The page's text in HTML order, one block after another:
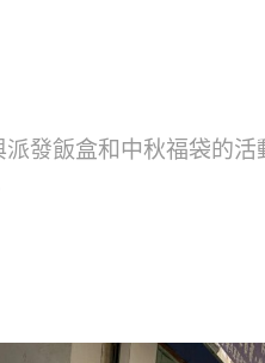
發飯盒和中秋福袋的